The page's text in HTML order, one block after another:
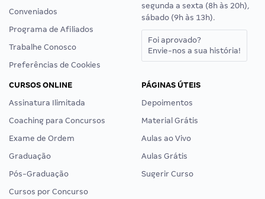
Conveniados
Programa de Afiliados
Trabalhe Conosco
Preferências de Cookies
segunda a sexta (8h às 20h),
sábado (9h às 13h).
Foi aprovado?
Envie-nos a sua história!
CURSOS ONLINE
Assinatura Ilimitada
Coaching para Concursos
Exame de Ordem
Graduação
Pós-Graduação
Cursos por Concurso
PÁGINAS ÚTEIS
Depoimentos
Material Grátis
Aulas ao Vivo
Aulas Grátis
Sugerir Curso